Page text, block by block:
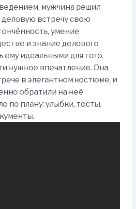
мужчина решил
встречу свою
умение
и знание делового
ему идеальными для того,
нужное впечатление. Она
в элегантном костюме, и
обратили на неё
по плану: улыбки, тосты,